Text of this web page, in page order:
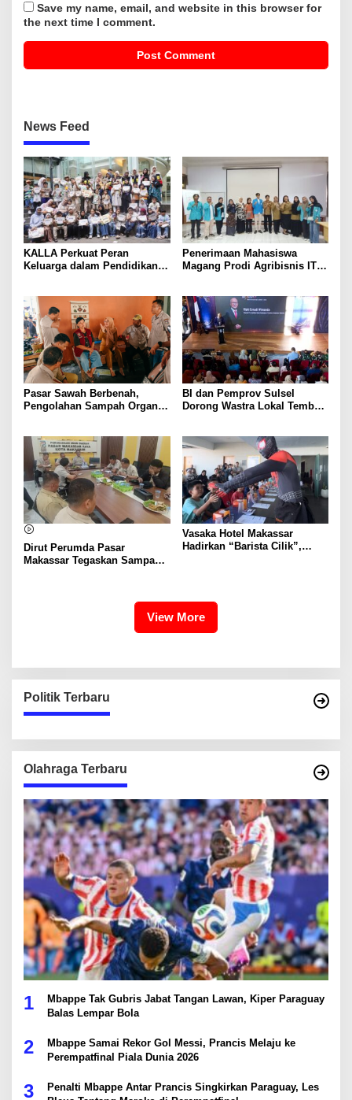
Save my name, email, and website in this browser for
the next time I comment.
News Feed
KALLA Perkuat Peran
Keluarga dalam Pendidikan
Penerimaan Mahasiswa
Magang Prodi Agribisnis ITP
Program MBKM
Pasar Sawah Berbenah,
Pengolahan Sampah Organik
BI dan Pemprov Sulsel
Dorong Wastra Lokal Tembus
Dirut Perumda Pasar
Makassar Tegaskan Sampah
Vasaka Hotel Makassar
Hadirkan “Barista Cilik”,
View More
Politik Terbaru
Olahraga Terbaru
1
Mbappe Tak Gubris Jabat Tangan Lawan, Kiper Paraguay
Balas Lempar Bola
2
Mbappe Samai Rekor Gol Messi, Prancis Melaju ke
Perempatfinal Piala Dunia 2026
3
Penalti Mbappe Antar Prancis Singkirkan Paraguay, Les